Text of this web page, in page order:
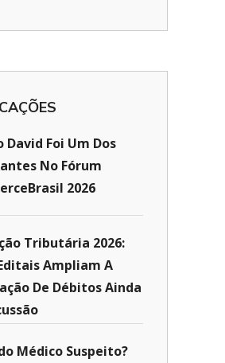
David Foi Um Dos
No Fórum
2026
Tributária 2026:
Ampliam A
De Débitos Ainda
Médico Suspeito?